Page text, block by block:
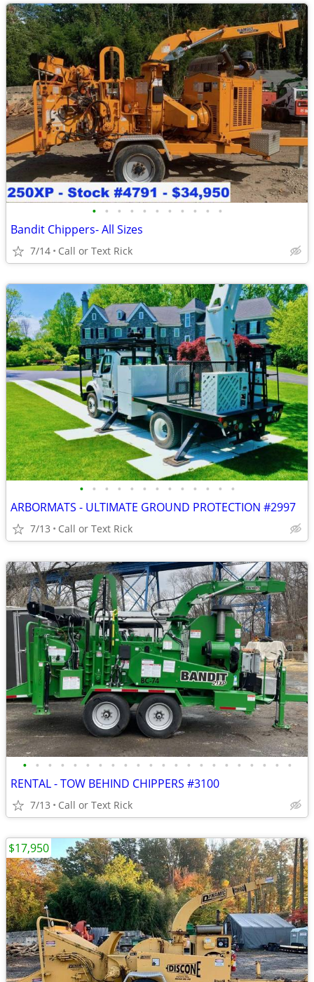
• • • • • • • • • • •
Bandit Chippers- All Sizes
7/14 Call or Text Rick
• • • • • • • • • • • • •
ARBORMATS - ULTIMATE GROUND PROTECTION #2997
7/13 Call or Text Rick
• • • • • • • • • • • • • • • • • • • • • •
RENTAL - TOW BEHIND CHIPPERS #3100
7/13 Call or Text Rick
$17,950